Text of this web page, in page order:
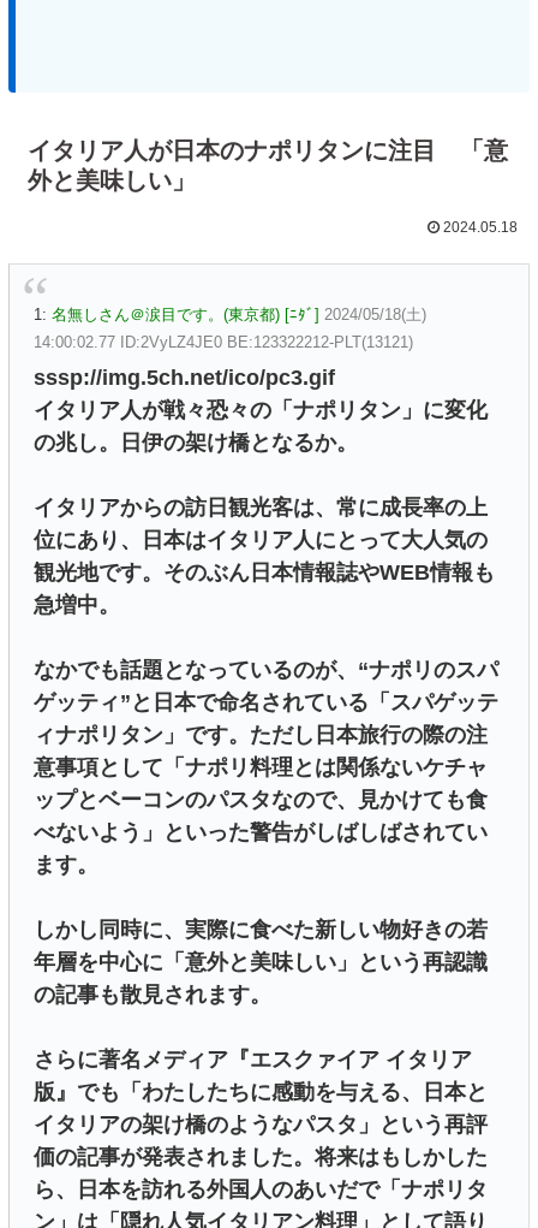
イタリア人が日本のナポリタンに注目 「意
外と美味しい」
2024.05.18
1: 名無しさん＠涙目です。(東京都) [ﾆﾀﾞ] 2024/05/18(土)
14:00:02.77 ID:2VyLZ4JE0 BE:123322212-PLT(13121)
sssp://img.5ch.net/ico/pc3.gif
イタリア⼈が戦々恐々の「ナポリタン」に変化
の兆し。⽇伊の架け橋となるか。
イタリアからの訪⽇観光客は、常に成⻑率の上
位にあり、⽇本はイタリア⼈にとって⼤⼈気の
観光地です。そのぶん⽇本情報誌やWEB情報も
急増中。
なかでも話題となっているのが、“ナポリのスパ
ゲッティ”と日本で命名されている「スパゲッテ
ィナポリタン」です。ただし⽇本旅⾏の際の注
意事項として「ナポリ料理とは関係ないケチャ
ップとベーコンのパスタなので、⾒かけても⾷
べないよう」といった警告がしばしばされてい
ます。
しかし同時に、実際に⾷べた新しい物好きの若
年層を中⼼に「意外と美味しい」という再認識
の記事も散⾒されます。
さらに著名メディア『エスクァイア イタリア
版』でも「わたしたちに感動を与える、⽇本と
イタリアの架け橋のようなパスタ」という再評
価の記事が発表されました。将来はもしかした
ら、⽇本を訪れる外国⼈のあいだで「ナポリタ
ン」は「隠れ⼈気イタリアン料理」として語り